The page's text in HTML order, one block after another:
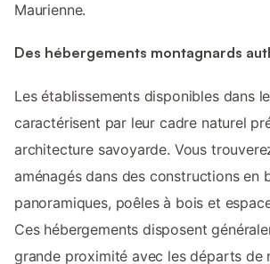
Maurienne.
Des hébergements montagnards
Les établissements disponibles dans
caractérisent par leur cadre naturel
architecture savoyarde. Vous
aménagés dans des constructions en
panoramiques, poêles à bois et
Ces hébergements disposent
grande proximité avec les départs de